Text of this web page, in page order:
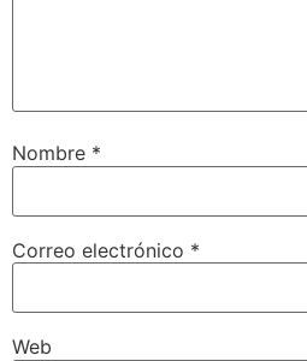
Nombre *
Correo electrónico *
Web